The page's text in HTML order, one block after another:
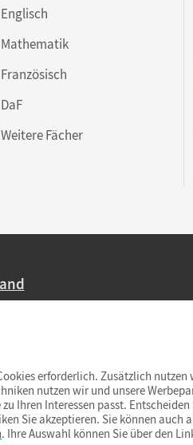
Englisch
Mathematik
Französisch
DaF
Weitere Fächer
liefern wir
erforderlich. Zusätzlich nutzen
nutzen wir und unsere
Ihren Interessen passt. Entscheiden
Sie akzeptieren. Sie können auch
. Ihre Auswahl können Sie über den